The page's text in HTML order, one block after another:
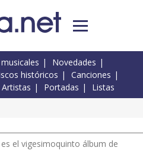
Novedades
históricos
Canciones
Artistas Portadas Listas
el vigesimoquinto álbum de